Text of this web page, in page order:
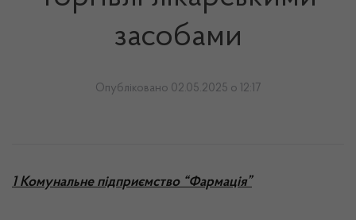
засобами
Опубліковано 02.05.2025 о 12:17
1 Комунальне підприємство “Фармація”